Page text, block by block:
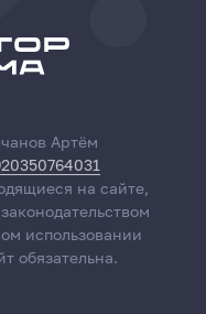
Артём
на сайте,
использовании
обязательна.